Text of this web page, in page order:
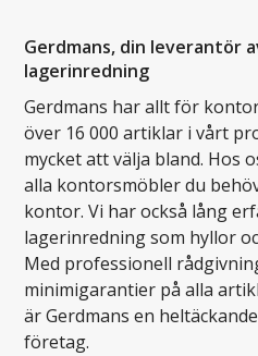
Gerdmans, din leverantör
lagerinredning
Gerdmans har allt för
över 16 000 artiklar i vårt
mycket att välja bland. Hos
alla kontorsmöbler du
kontor. Vi har också lång
lagerinredning som hyllor
Med professionell
minimigarantier på alla
är Gerdmans en
företag.